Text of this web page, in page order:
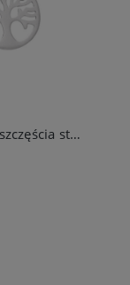
Kolczyki srebrne wiszące drzewko szczęścia stal chirurgiczna 316l